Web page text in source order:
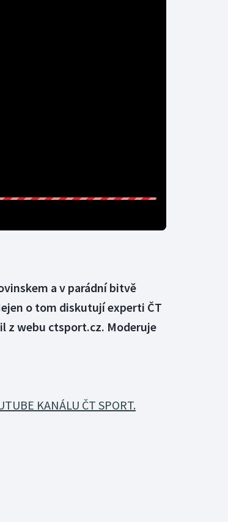
a v parádní bitvě
o tom diskutují experti ČT
z webu ctsport.cz. Moderuje
KANÁLU ČT SPORT.